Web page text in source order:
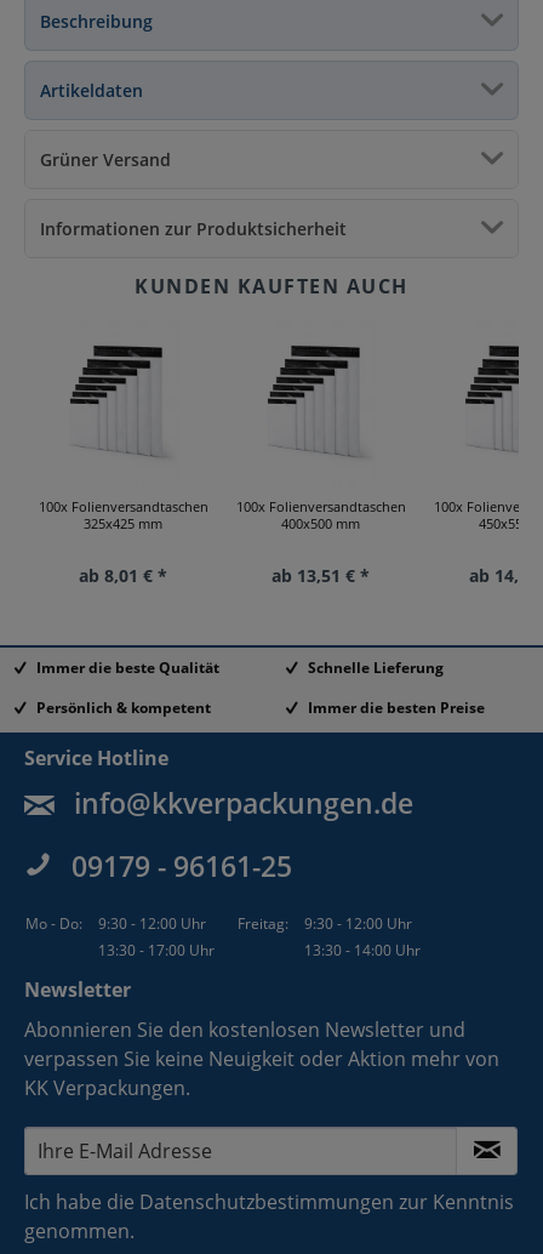
Beschreibung
Artikeldaten
Grüner Versand
Informationen zur Produktsicherheit
100x Folienversandtaschen
325x425 mm
ab 8,01 € *
100x Folienversandtaschen
400x500 mm
ab 13,51 € *
100x
450x550
ab
Immer die beste Qualität
Schnelle Lieferung
Persönlich & kompetent
Immer die besten Preise
Service Hotline
info@kkverpackungen.de
09179 - 96161-25
Mo - Do: 9:30 - 12:00 Uhr Freitag:
9:30 - 12:00 Uhr
13:30 - 17:00 Uhr
13:30 - 14:00 Uhr
Newsletter
Abonnieren Sie den kostenlosen Newsletter und
verpassen Sie keine Neuigkeit oder Aktion mehr von
KK Verpackungen.
Ich habe die Datenschutzbestimmungen zur Kenntnis
genommen.